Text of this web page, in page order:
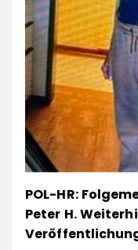
POL-HR:
Peter H.